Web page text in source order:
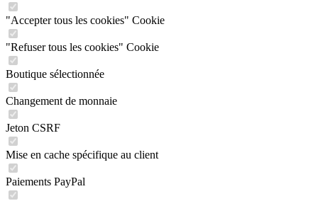
"Accepter tous les cookies" Cookie
"Refuser tous les cookies" Cookie
Boutique sélectionnée
Changement de monnaie
Jeton CSRF
Mise en cache spécifique au client
Paiements PayPal